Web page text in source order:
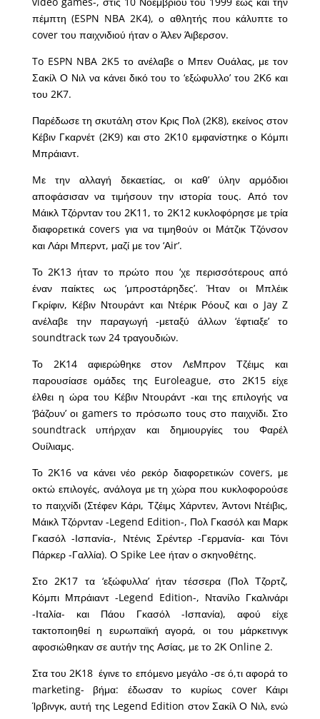
πέμπτη (ESPN NBA 2K4), ο αθλητής που κάλυπτε το
cover του παιχνιδιού ήταν ο Άλεν Άιβερσον.
To ESPN NBA 2K5 το ανέλαβε ο Μπεν Ουάλας, με τον
Σακίλ Ο Νιλ να κάνει δικό του το ‘εξώφυλλο’ του 2Κ6 και
του 2Κ7.
Παρέδωσε τη σκυτάλη στον Κρις Πολ (2Κ8), εκείνος στον
Κέβιν Γκαρνέτ (2Κ9) και στο 2Κ10 εμφανίστηκε ο Κόμπι
Μπράιαντ.
Mε την αλλαγή δεκαετίας, οι καθ’ ύλην αρμόδιοι
αποφάσισαν να τιμήσουν την ιστορία τους. Από τον
Μάικλ Τζόρνταν του 2Κ11, το 2Κ12 κυκλοφόρησε με τρία
διαφορετικά covers για να τιμηθούν οι Μάτζικ Τζόνσον
και Λάρι Μπερντ, μαζί με τον ‘Αir’.
Το 2Κ13 ήταν το πρώτο που ‘χε περισσότερους από
έναν παίκτες ως ‘μπροστάρηδες’. Ήταν οι Μπλέικ
Γκρίφιν, Κέβιν Ντουράντ και Ντέρικ Ρόουζ και ο Jay Z
ανέλαβε την παραγωγή -μεταξύ άλλων ‘έφτιαξε’ το
soundtrack των 24 τραγουδιών.
Το 2Κ14 αφιερώθηκε στον ΛεΜπρον Τζέιμς και
παρουσίασε ομάδες της Euroleague, στο 2Κ15 είχε
έλθει η ώρα του Κέβιν Ντουράντ -και της επιλογής να
‘βάζουν’ οι gamers το πρόσωπο τους στο παιχνίδι. Στο
soundtrack υπήρχαν και δημιουργίες του Φαρέλ
Ουίλιαμς.
Το 2Κ16 να κάνει νέο ρεκόρ διαφορετικών covers, με
οκτώ επιλογές, ανάλογα με τη χώρα που κυκλοφορούσε
το παιχνίδι (Στέφεν Κάρι, Τζέιμς Χάρντεν, Άντονι Ντέιβις,
Μάικλ Τζόρνταν -Legend Edition-, Πολ Γκασόλ και Μαρκ
Γκασόλ -Ισπανία-, Ντένις Σρέντερ -Γερμανία- και Τόνι
Πάρκερ -Γαλλία). Ο Spike Lee ήταν ο σκηνοθέτης.
Στο 2Κ17 τα ‘εξώφυλλα’ ήταν τέσσερα (Πολ Τζορτζ,
Κόμπι Μπράιαντ -Legend Edition-, Ντανίλο Γκαλινάρι
-Ιταλία- και Πάου Γκασόλ -Ισπανία), αφού είχε
τακτοποιηθεί η ευρωπαϊκή αγορά, οι του μάρκετινγκ
αφοσιώθηκαν σε αυτήν της Ασίας, με το 2Κ Online 2.
Στα του 2Κ18 έγινε το επόμενο μεγάλο -σε ό,τι αφορά το
marketing- βήμα: έδωσαν το κυρίως cover Κάιρι
Ίρβινγκ, αυτή της Legend Edition στον Σακίλ Ο Νιλ, ενώ